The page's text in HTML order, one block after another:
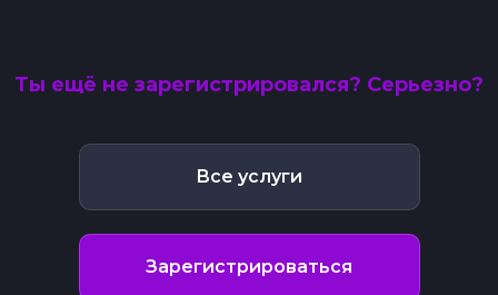
Ты ещё не зарегистрировался? Серьезно?
Все услуги
Зарегистрироваться